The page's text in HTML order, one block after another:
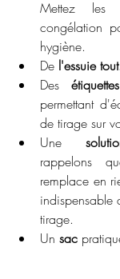
Mettez
congélation
hygiène.
De l'essuie
Des
permettant
de tirage sur
Une
rappelons
remplace en
indispensable
tirage.
Un sac